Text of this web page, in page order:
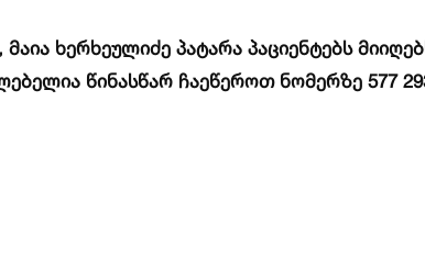
ხერხეულიძე პატარა პაციენტებს
წინასწარ ჩაეწეროთ ნომერზე 577